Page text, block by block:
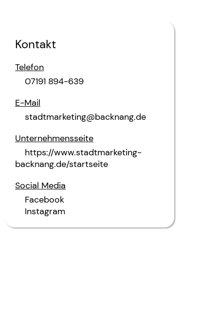
Kontakt
Telefon
07191 894-639
E-Mail
stadtmarketing@backnang.de
Unternehmensseite
https://www.stadtmarketing-
backnang.de/startseite
Social Media
Facebook
Instagram